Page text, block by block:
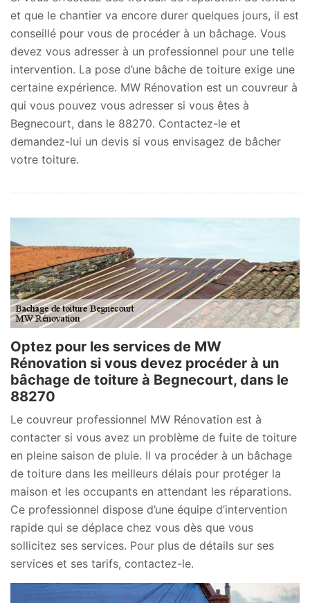
et que le chantier va encore durer quelques jours, il est
conseillé pour vous de procéder à un bâchage. Vous
devez vous adresser à un professionnel pour une telle
intervention. La pose d’une bâche de toiture exige une
certaine expérience. MW Rénovation est un couvreur à
qui vous pouvez vous adresser si vous êtes à
Begnecourt, dans le 88270. Contactez-le et
demandez-lui un devis si vous envisagez de bâcher
votre toiture.
Optez pour les services de MW
Rénovation si vous devez procéder à un
bâchage de toiture à Begnecourt, dans le
88270
Le couvreur professionnel MW Rénovation est à
contacter si vous avez un problème de fuite de toiture
en pleine saison de pluie. Il va procéder à un bâchage
de toiture dans les meilleurs délais pour protéger la
maison et les occupants en attendant les réparations.
Ce professionnel dispose d’une équipe d’intervention
rapide qui se déplace chez vous dès que vous
sollicitez ses services. Pour plus de détails sur ses
services et ses tarifs, contactez-le.